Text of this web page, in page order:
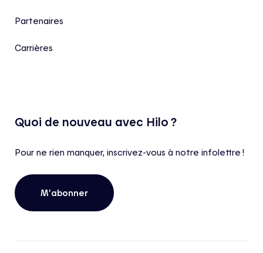
Partenaires
Carrières
Quoi de nouveau avec Hilo ?
Pour ne rien manquer, inscrivez-vous à notre infolettre !
M’abonner